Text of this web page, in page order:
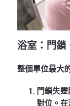
浴室：門鎖
整個單位最大
門鎖失
對位。